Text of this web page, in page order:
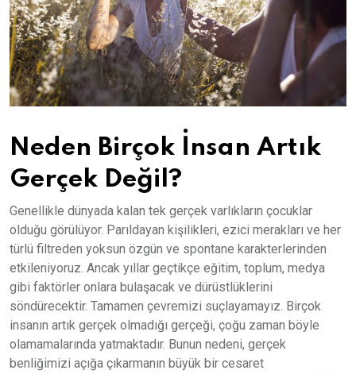
Neden Birçok İnsan Artık
Gerçek Değil?
Genellikle dünyada kalan tek gerçek varlıkların çocuklar
olduğu görülüyor. Parıldayan kişilikleri, ezici merakları ve her
türlü filtreden yoksun özgün ve spontane karakterlerinden
etkileniyoruz. Ancak yıllar geçtikçe eğitim, toplum, medya
gibi faktörler onlara bulaşacak ve dürüstlüklerini
söndürecektir. Tamamen çevremizi suçlayamayız. Birçok
insanın artık gerçek olmadığı gerçeği, çoğu zaman böyle
olamamalarında yatmaktadır. Bunun nedeni, gerçek
benliğimizi açığa çıkarmanın büyük bir cesaret